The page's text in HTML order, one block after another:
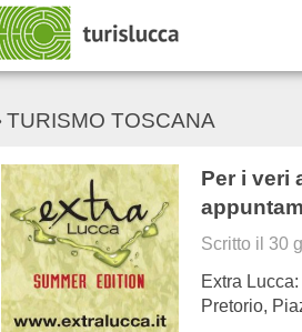
TURISMO TOSCANA
Per i veri
Scritto il 30
Extra
Pretorio,